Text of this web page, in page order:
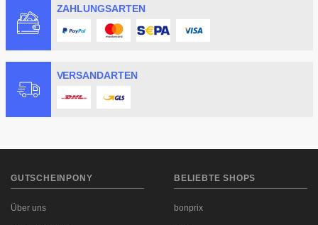
ZAHLUNGSARTEN
VERSANDARTEN
GUTSCHEINPONY
Über uns
BELIEBTE SHOPS
bonprix